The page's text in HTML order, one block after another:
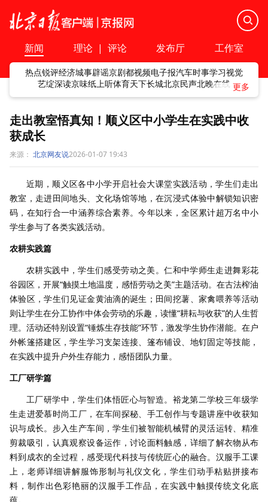
新闻 理论 | 评论 发布厅 工作室
热点锐评经济城事辟谣京剧都视频电子报汽车时事学习视觉
艺绽深读京味纸上听体育天下长城北京民声北晚在线
走出教室悟真知！顺义区中小学生在实践中收
获成长
来源： 北京网友说2026-01-07 19:43
近期，顺义区各中小学开启社会大课堂实践活动，学生们走出
教室，走进田间地头、文化场馆等地，在沉浸式体验中解锁知识密
码，在知行合一中涵养综合素养。今年以来，全区累计超万名中小
学生参与了各类实践活动。
农耕实践篇
农耕实践中，学生们感受劳动之美。仁和中学师生走进舞彩花
谷园区，开展“触摸土地温度，感悟劳动之美”主题活动。在古法榨油
体验区，学生们见证金黄油滴的诞生；田间挖薯、家禽喂养等活动
则让学生在分工协作中体会劳动的乐趣，读懂“耕耘与收获”的人生哲
理。活动还特别设置“锤炼生存技能”环节，激发学生协作潜能。在户
外帐篷搭建区，学生学习支架连接、篷布铺设、地钉固定等技能，
在实践中提升户外生存能力，感悟团队力量。
工厂研学篇
工厂研学中，学生们体悟匠心与智造。裕龙第二学校三年级学
生走进爱慕时尚工厂，在车间探秘、手工创作与专题讲座中收获知
识与成长。步入生产车间，学生们被智能机械臂的灵活运转、精准
剪裁吸引，认真观察设备运作，讨论面料触感，详细了解衣物从布
料到成衣的全过程，感受现代科技与传统匠心的融合。汉服手工课
上，老师详细讲解服饰形制与礼仪文化，学生们动手粘贴拼接布
料，制作出色彩艳丽的汉服手工作品，在实践中触摸传统文化底